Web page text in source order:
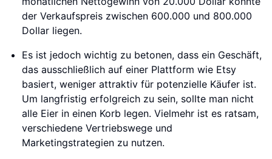
der Verkaufspreis zwischen 600.000 und 800.000
Dollar liegen.
Es ist jedoch wichtig zu betonen, dass ein Geschäft,
das ausschließlich auf einer Plattform wie Etsy
basiert, weniger attraktiv für potenzielle Käufer ist.
Um langfristig erfolgreich zu sein, sollte man nicht
alle Eier in einen Korb legen. Vielmehr ist es ratsam,
verschiedene Vertriebswege und
Marketingstrategien zu nutzen.